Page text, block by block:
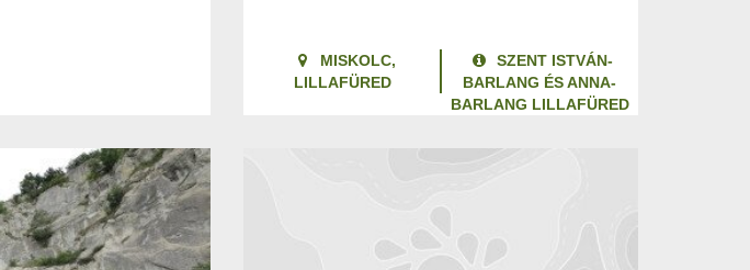
MISKOLC,
LILLAFÜRED
SZENT ISTVÁN-
BARLANG ÉS ANNA-
BARLANG LILLAFÜRED